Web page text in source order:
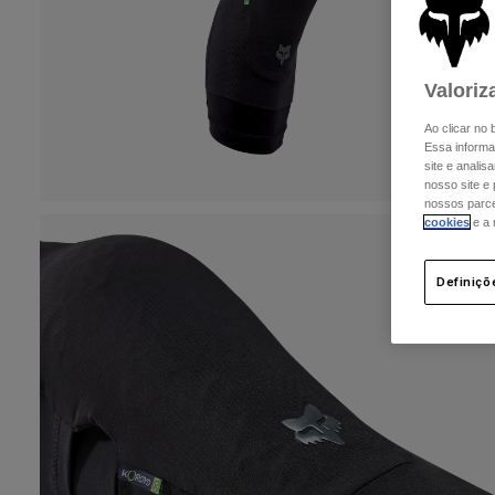
Ao clicar no
Essa
site e
nosso site e
nossos
cookies e a